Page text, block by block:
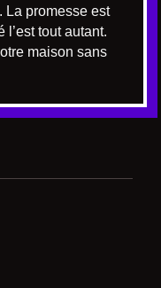
promesse est
tout autant.
maison sans